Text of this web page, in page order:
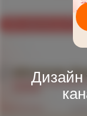
Дизайн